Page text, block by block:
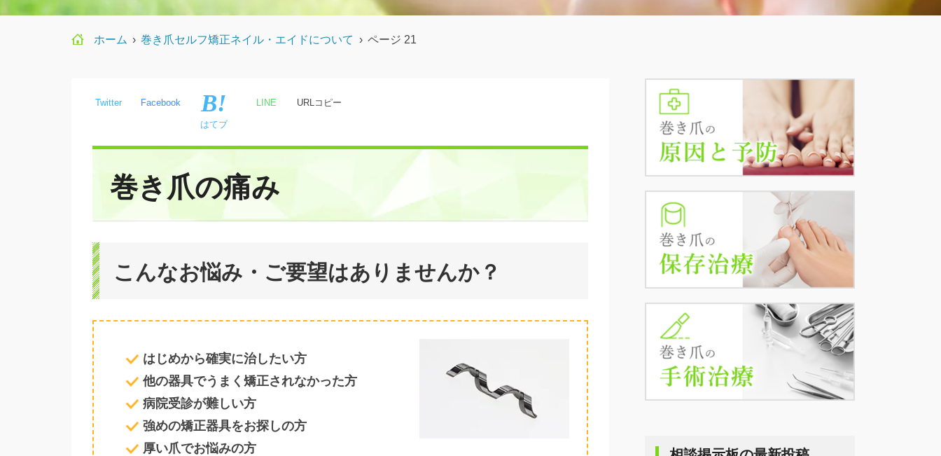
ホーム › 巻き爪セルフ矯正ネイル・エイドについて › ページ 21
Twitter Facebook
はてブ
LINE URLコピー
巻き爪の痛み
こんなお悩み・ご要望はありませんか？
はじめから確実に治したい方
他の器具でうまく矯正されなかった方
病院受診が難しい方
強めの矯正器具をお探しの方
厚い爪でお悩みの方